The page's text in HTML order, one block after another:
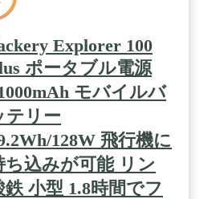
。ただし、非正規店舗での購入
証できないため、メーカー保証
保証対応は、購入元にお問い合
証期間は、原則購入日から数え
日から数えて30日間に限り対応
は、品質状態によって保証期間
付属品】専用ACアダプター電源
ケーブル（1.5m）、シガーケー
説明書兼保証書、収納ポーチ、
、停電対策BOOK ※本製品は
MC4DC /
/ STSL120FD-MC4 / STSL120D
用できます。
Explorer 100
ポータブル電源
モバイルバ
テリー
128W 飛行機に
ち込みが可能 リン
鉄 小型 1.8時間でフ